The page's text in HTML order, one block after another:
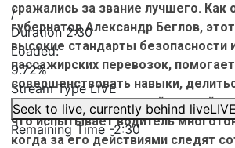
/
Duration2:30
Loaded:
9.72%
Stream TypeLIVE
Seek to live, currently behind liveLIVE
Remaining Time -2:30
сражались за звание лучшего. Как
губернатор Александр Беглов,
высокие стандарты безопасности
пассажирских перевозок, помогает
совершенствовать навыки,
повышать престиж этой важной
что испытывает водитель
когда за его действиями следят